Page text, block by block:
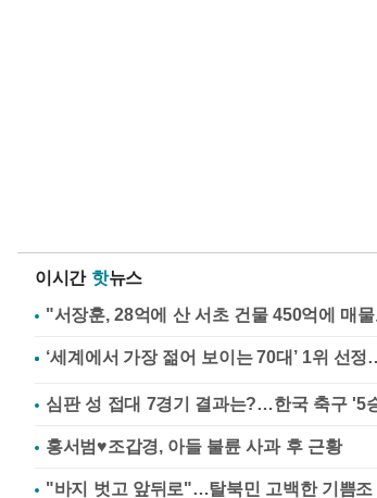
이시간 핫뉴스
"서장훈, 28억에 산 서초 건물 450억에 매
심판 성 접대 7경기 결과는?…한국 축구 '5
홍서범♥조갑경, 아들 불륜 사과 후 근황
"바지 벗고 앞뒤로"…탈북민 고백한 기쁨조